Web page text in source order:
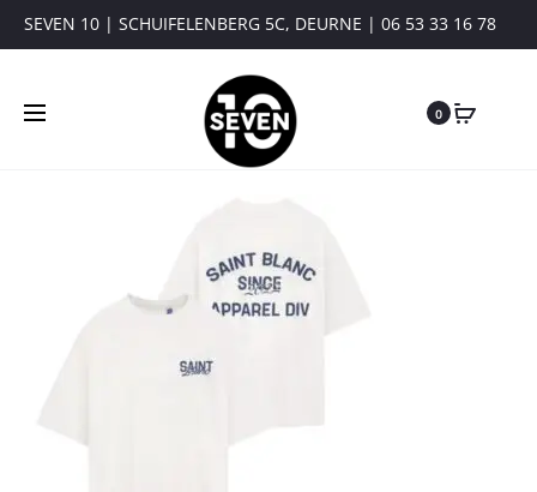
SEVEN 10 | SCHUIFELENBERG 5C, DEURNE | 06 53 33 16 78
0